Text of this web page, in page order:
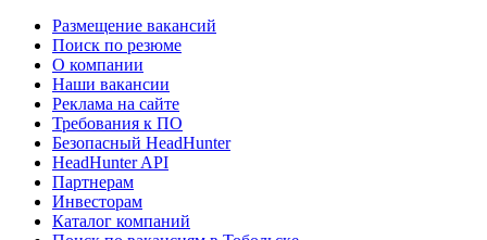
Размещение вакансий
Поиск по резюме
О компании
Наши вакансии
Реклама на сайте
Требования к ПО
Безопасный HeadHunter
HeadHunter API
Партнерам
Инвесторам
Каталог компаний